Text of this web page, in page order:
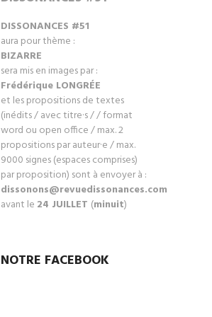
DISSONANCES #51
aura pour thème :
BIZARRE
sera mis en images par :
Frédérique LONGRÉE
et les propositions de textes
(inédits / avec titre·s / / format
word ou open office / max. 2
propositions par auteur·e / max.
9000 signes (espaces comprises)
par proposition) sont à envoyer à :
dissonons@revuedissonances.com
avant le 24 JUILLET (minuit)
NOTRE FACEBOOK